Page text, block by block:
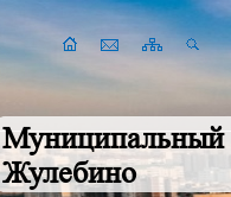
Муниципальный
Жулебино